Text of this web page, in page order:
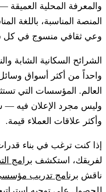
والمعرفة المحلية
المنصة المناسبة، باللغة
وعي ثقافي منسوج في
الشرائح السكانية الشابة
واحداً من أكثر أسواق
العالم. المؤسسات التي
وليس مجرد الإعلان فيه —
وأكثر علاقات العملاء قيمة.
إذا كنت ترغب في بناء
لفريقك، استكشف برامج
ناقش برنامج تدريب